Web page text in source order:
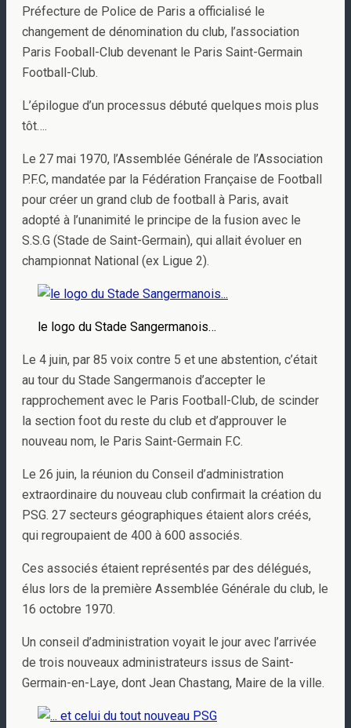
Préfecture de Police de Paris a officialisé le
changement de dénomination du club, l’association
Paris Fooball-Club devenant le Paris Saint-Germain
Football-Club.
L’épilogue d’un processus débuté quelques mois plus
tôt….
Le 27 mai 1970, l’Assemblée Générale de l’Association
P.F.C, mandatée par la Fédération Française de Football
pour créer un grand club de football à Paris, avait
adopté à l’unanimité le principe de la fusion avec le
S.S.G (Stade de Saint-Germain), qui allait évoluer en
championnat National (ex Ligue 2).
le logo du Stade Sangermanois…
Le 4 juin, par 85 voix contre 5 et une abstention, c’était
au tour du Stade Sangermanois d’accepter le
rapprochement avec le Paris Football-Club, de scinder
la section foot du reste du club et d’approuver le
nouveau nom, le Paris Saint-Germain F.C.
Le 26 juin, la réunion du Conseil d’administration
extraordinaire du nouveau club confirmait la création du
PSG. 27 secteurs géographiques étaient alors créés,
qui regroupaient de 400 à 600 associés.
Ces associés étaient représentés par des délégués,
élus lors de la première Assemblée Générale du club, le
16 octobre 1970.
Un conseil d’administration voyait le jour avec l’arrivée
de trois nouveaux administrateurs issus de Saint-
Germain-en-Laye, dont Jean Chastang, Maire de la ville.